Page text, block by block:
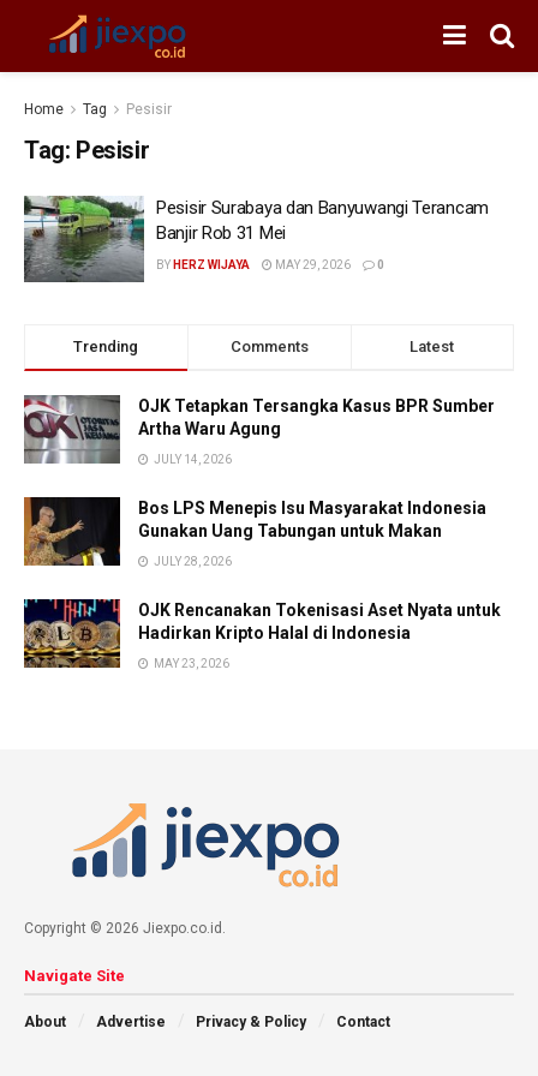
Home Tag Pesisir
Tag: Pesisir
Pesisir Surabaya dan Banyuwangi Terancam
Banjir Rob 31 Mei
BY HERZ WIJAYA MAY 29, 2026 0
Trending Comments Latest
OJK Tetapkan Tersangka Kasus BPR Sumber
Artha Waru Agung
JULY 14, 2026
Bos LPS Menepis Isu Masyarakat Indonesia
Gunakan Uang Tabungan untuk Makan
JULY 28, 2026
OJK Rencanakan Tokenisasi Aset Nyata untuk
Hadirkan Kripto Halal di Indonesia
MAY 23, 2026
Copyright © 2026 Jiexpo.co.id.
Navigate Site
About Advertise Privacy & Policy Contact